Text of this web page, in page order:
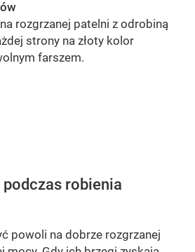
rozgrzanej patelni z odrobiną
strony na złoty kolor
farszem.
robienia
powoli na dobrze rozgrzanej